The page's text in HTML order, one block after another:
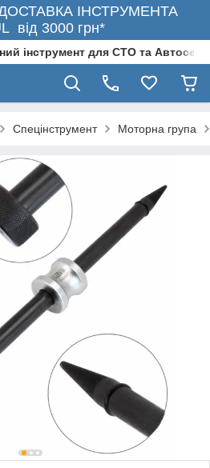
ІНСТРУМЕНТА
від 3000 грн*
інструмент для СТО та
Спецінструмент Моторна група